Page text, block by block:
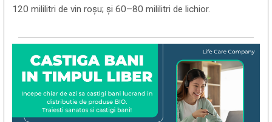
120 mililitri de vin roșu; și 60–80 mililitri de lichior.